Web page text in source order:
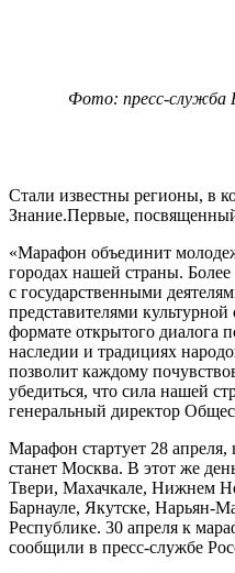
Фото: пресс-служба
Стали известны регионы, в
Знание.Первые,
«Марафон объединит
городах нашей страны. Более
с государственными
представителями
формате открытого диалога
наследии и традициях
позволит каждому
убедиться, что сила нашей
генеральный директор
Марафон стартует 28
станет Москва. В этот же
Твери, Махачкале, Нижнем
Барнауле, Якутске, Нарьян-
Республике. 30 апреля к
сообщили в пресс-службе